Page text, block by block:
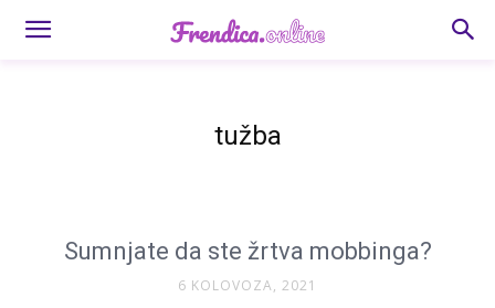
tužba
Sumnjate da ste žrtva mobbinga?
6 KOLOVOZA, 2021